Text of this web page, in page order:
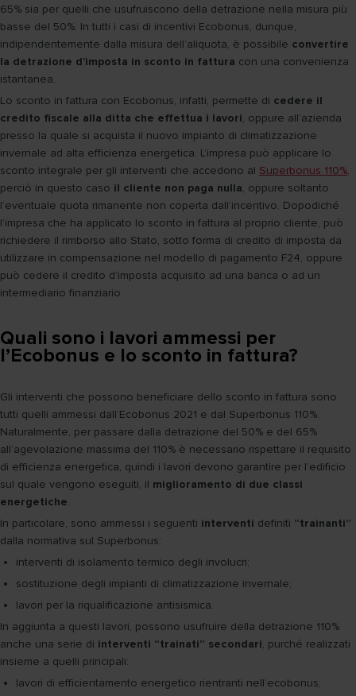
65% sia per quelli che usufruiscono della detrazione nella misura più
basse del 50%. In tutti i casi di incentivi Ecobonus, dunque,
indipendentemente dalla misura dell’aliquota, è possibile convertire
la detrazione d’imposta in sconto in fattura con una convenienza
istantanea.
Lo sconto in fattura con Ecobonus, infatti, permette di cedere il
credito fiscale alla ditta che effettua i lavori, oppure all’azienda
presso la quale si acquista il nuovo impianto di climatizzazione
invernale ad alta efficienza energetica. L’impresa può applicare lo
sconto integrale per gli interventi che accedono al Superbonus 110%,
perciò in questo caso il cliente non paga nulla, oppure soltanto
l’eventuale quota rimanente non coperta dall’incentivo. Dopodiché
l’impresa che ha applicato lo sconto in fattura al proprio cliente, può
richiedere il rimborso allo Stato, sotto forma di credito di imposta da
utilizzare in compensazione nel modello di pagamento F24, oppure
può cedere il credito d’imposta acquisito ad una banca o ad un
intermediario finanziario.
Quali sono i lavori ammessi per
l’Ecobonus e lo sconto in fattura?
Gli interventi che possono beneficiare dello sconto in fattura sono
tutti quelli ammessi dall’Ecobonus 2021 e dal Superbonus 110%.
Naturalmente, per passare dalla detrazione del 50% e del 65%
all’agevolazione massima del 110% è necessario rispettare il requisito
di efficienza energetica, quindi i lavori devono garantire per l’edificio
sul quale vengono eseguiti, il miglioramento di due classi
energetiche.
In particolare, sono ammessi i seguenti interventi definiti “trainanti”
dalla normativa sul Superbonus:
interventi di isolamento termico degli involucri;
sostituzione degli impianti di climatizzazione invernale;
lavori per la riqualificazione antisismica.
In aggiunta a questi lavori, possono usufruire della detrazione 110%
anche una serie di interventi “trainati” secondari, purché realizzati
insieme a quelli principali:
lavori di efficientamento energetico rientranti nell’ecobonus;